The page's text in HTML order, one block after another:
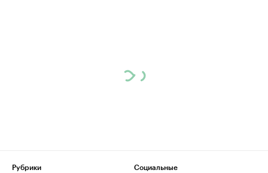
Рубрики
Социальные